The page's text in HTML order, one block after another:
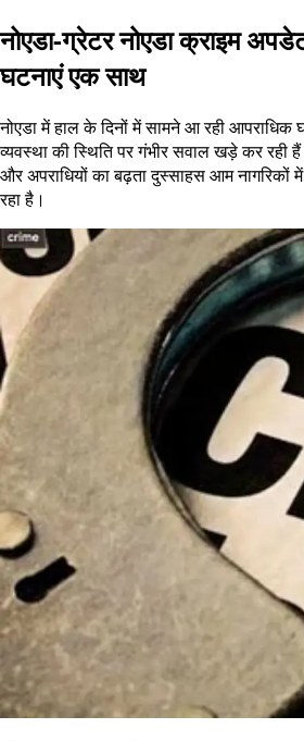
नोएडा-ग्रेटर नोएडा क्राइम
घटनाएं एक साथ
नोएडा में हाल के दिनों में सामने आ रही आपराधिक
व्यवस्था की स्थिति पर गंभीर सवाल खड़े कर रही
और अपराधियों का बढ़ता दुस्साहस आम नागरिकों में
रहा है।